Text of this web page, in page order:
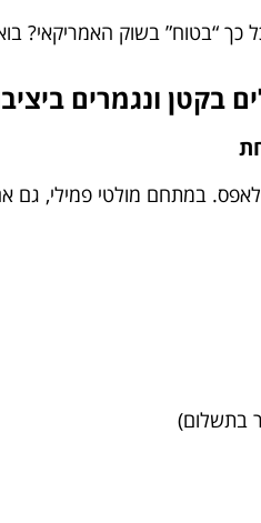
כך “בטוח” בשוק האמריקאי?
במתחם מולטי פמילי, גם אם
בתשלום)